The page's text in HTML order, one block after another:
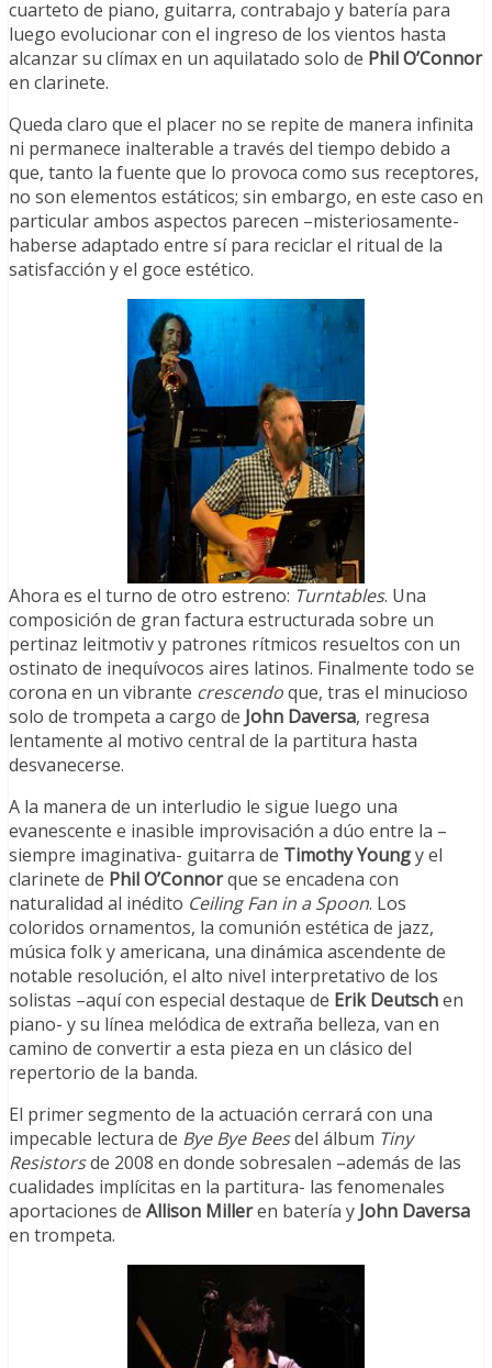
cuarteto de piano, guitarra, contrabajo y batería para
luego evolucionar con el ingreso de los vientos hasta
alcanzar su clímax en un aquilatado solo de Phil O’Connor
en clarinete.
Queda claro que el placer no se repite de manera infinita
ni permanece inalterable a través del tiempo debido a
que, tanto la fuente que lo provoca como sus receptores,
no son elementos estáticos; sin embargo, en este caso en
particular ambos aspectos parecen –misteriosamente-
haberse adaptado entre sí para reciclar el ritual de la
satisfacción y el goce estético.
Ahora es el turno de otro estreno: Turntables. Una
composición de gran factura estructurada sobre un
pertinaz leitmotiv y patrones rítmicos resueltos con un
ostinato de inequívocos aires latinos. Finalmente todo se
corona en un vibrante crescendoque, tras el minucioso
solo de trompeta a cargo de John Daversa, regresa
lentamente al motivo central de la partitura hasta
desvanecerse.
A la manera de un interludio le sigue luego una
evanescente e inasible improvisación a dúo entre la –
siempre imaginativa- guitarra de Timothy Youngy el
clarinete de Phil O’Connorque se encadena con
naturalidad al inédito Ceiling Fan in a Spoon. Los
coloridos ornamentos, la comunión estética de jazz,
música folk y americana, una dinámica ascendente de
notable resolución, el alto nivel interpretativo de los
solistas –aquí con especial destaque de Erik Deutschen
piano- y su línea melódica de extraña belleza, van en
camino de convertir a esta pieza en un clásico del
repertorio de la banda.
El primer segmento de la actuación cerrará con una
impecable lectura de Bye Bye Beesdel álbum Tiny
Resistorsde 2008 en donde sobresalen –además de las
cualidades implícitas en la partitura- las fenomenales
aportaciones de Allison Milleren batería y John Daversa
en trompeta.